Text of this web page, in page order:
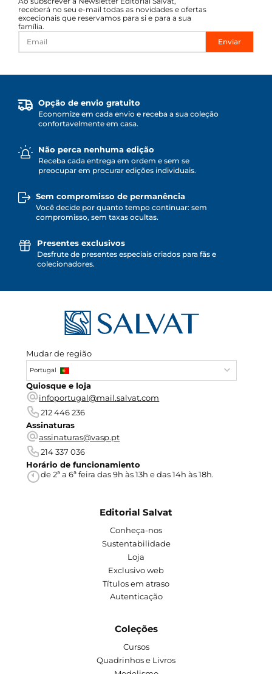
receberá no seu e-mail todas as novidades e ofertas
excecionais que reservamos para si e para a sua
família.
Enviar
Opção de envio gratuito
Economize em cada envio e receba a sua coleção
confortavelmente em casa.
Não perca nenhuma edição
Receba cada entrega em ordem e sem se
preocupar em procurar edições individuais.
Sem compromisso de permanência
Você decide por quanto tempo continuar: sem
compromisso, sem taxas ocultas.
Presentes exclusivos
Desfrute de presentes especiais criados para fãs e
colecionadores.
Mudar de região
Portugal
Quiosque e loja
infoportugal@mail.salvat.com
212 446 236
Assinaturas
assinaturas@vasp.pt
214 337 036
Horário de funcionamiento
de 2ª a 6ª feira das 9h às 13h e das 14h às 18h.
Editorial Salvat
Conheça-nos
Sustentabilidade
Loja
Exclusivo web
Títulos em atraso
Autenticação
Coleções
Cursos
Quadrinhos e Livros